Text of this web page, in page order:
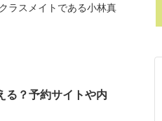
ラスメイトである小林真
る？予約サイトや内